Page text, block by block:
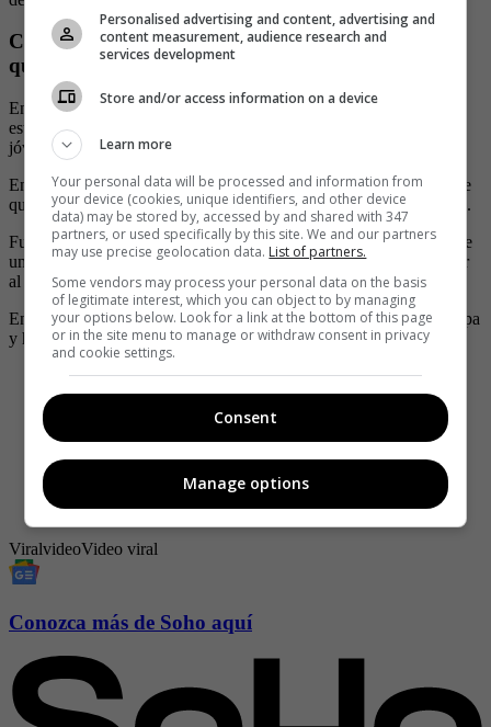
Con cuchillo en mano, jóvenes defienden a ladrón
que fue desnudado y golpeado en Bogotá
En pasados días ocurrió un caso similar, en el que el delincuente
estaba siendo golpeado y desnudado, pero fue salvado por dos
jóvenes que con cuchillo pedían que lo dejaran en paz.
En video quedó registrado como las personas lo agredían y hasta le
quitaron parte de su ropa, mientras otras personas le daban patadas.
Fue en ese momento que dos jóvenes aparecieron en la escena y de
un momento a otro sacaron unos cuchillos y empezaron a defender
al señalado delincuente.
En ese momento, el presunto ladrón aprovechó para ponerse su ropa
y huir del lugar, mientras los otros dos jóvenes lo defendían.
Al tipo le quitaron los pantalones que se había llevado
de un almacén de la 7ª, aparecieron unos personajes a
defender con cuchillo en mano al ladrón..... Y la
policía? Nunca llegó a pesar de las sirenas
— Alexa Rochi 📸 (@AlexaRochi__)
2022
ViralvideoVideo viral
Conozca más de Soho aquí
Personalised advertising and content, advertising and
content measurement, audience research and
services development
Store and/or access information on a device
Learn more
Your personal data will be processed and information from
your device (cookies, unique identifiers, and other device
data) may be stored by, accessed by and shared with 347
partners, or used specifically by this site. We and our partners
may use precise geolocation data. List of partners.
Some vendors may process your personal data on the basis
of legitimate interest, which you can object to by managing
your options below. Look for a link at the bottom of this page
or in the site menu to manage or withdraw consent in privacy
and cookie settings.
Consent
Manage options